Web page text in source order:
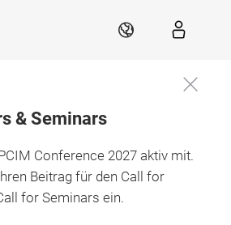
DE
& Seminars
Conference 2027 aktiv mit.
Beitrag für den Call for
for Seminars ein.